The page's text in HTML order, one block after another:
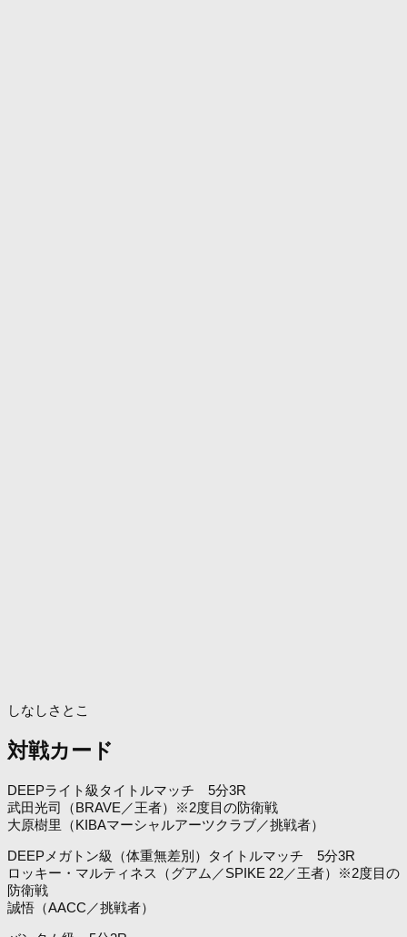
しなしさとこ
対戦カード
DEEPライト級タイトルマッチ 5分3R
武田光司（BRAVE／王者）※2度目の防衛戦
大原樹里（KIBAマーシャルアーツクラブ／挑戦者）
DEEPメガトン級（体重無差別）タイトルマッチ 5分3R
ロッキー・マルティネス（グアム／SPIKE 22／王者）※2度目の
防衛戦
誠悟（AACC／挑戦者）